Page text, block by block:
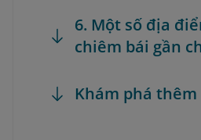
6. Một số địa
chiêm bái gần
Khám phá thêm